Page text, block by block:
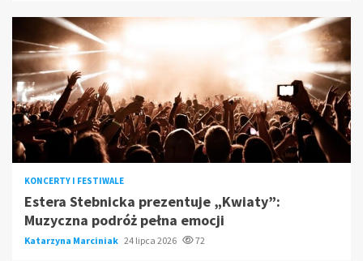
KONCERTY I FESTIWALE
Estera Stebnicka prezentuje „Kwiaty”:
Muzyczna podróż pełna emocji
Katarzyna Marciniak 24 lipca 2026 72